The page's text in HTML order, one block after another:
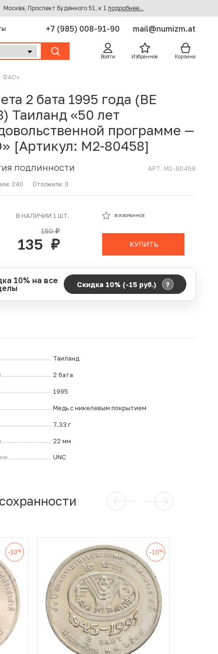
Москва, Проспект Будённого 51, к 1 подробнее...
+7 (985) 008-91-90 mail@numizm.at
Войти Избранное Корзина
ФАО»
2 бата 1995 года (BE
Таиланд «50 лет
программе —
[Артикул: M2-80458]
ПОДЛИННОСТИ АРТ. M2-80458
240 Отложили: 0
В НАЛИЧИИ 1 ШТ.
150руб.
135 руб.
В ИЗБРАННОЕ
КУПИТЬ
10% на все
Скидка 10% (-15 руб.) ?
Таиланд
2 бата
1995
Медь с никелевым покрытием
7.33 г
22 мм
UNC
-10% -10%